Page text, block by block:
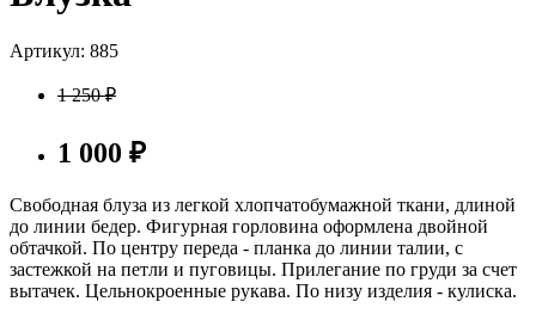
Артикул: 885
1 250₽
1 000 ₽
Свободная блуза из легкой хлопчатобумажной ткани, длиной
до линии бедер. Фигурная горловина оформлена двойной
обтачкой. По центру переда - планка до линии талии, с
застежкой на петли и пуговицы. Прилегание по груди за счет
вытачек. Цельнокроенные рукава. По низу изделия - кулиска.